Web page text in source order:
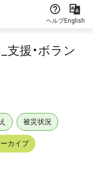
ヘルプEnglish
支援・ボラン
被災状況
ーカイブ